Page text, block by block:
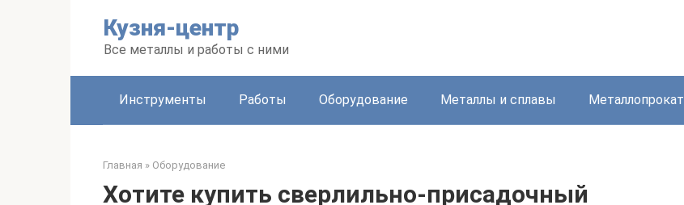
Кузня-центр
Все металлы и работы с ними
Инструменты Работы Оборудование Металлы и сплавы Металлопрокат
Главная » Оборудование
Хотите купить сверлильно-присадочный